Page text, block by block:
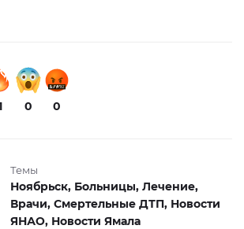
0 0
Темы
Ноябрьск, Больницы, Лечение,
Врачи, Смертельные ДТП, Новости
ЯНАО, Новости Ямала